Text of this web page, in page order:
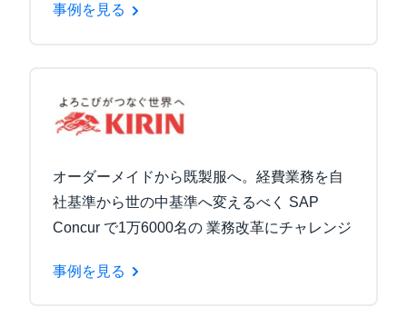
事例を見る
オーダーメイドから既製服へ。経費業務を自
社基準から世の中基準へ変えるべく SAP
Concur で1万6000名の 業務改革にチャレンジ
事例を見る